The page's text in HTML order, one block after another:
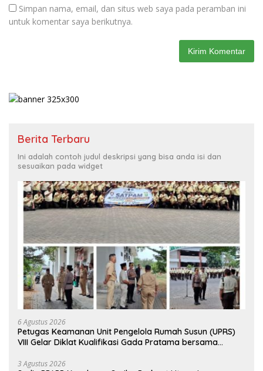
Simpan nama, email, dan situs web saya pada peramban ini
untuk komentar saya berikutnya.
Berita Terbaru
Ini adalah contoh judul deskripsi yang bisa anda isi dan
sesuaikan pada widget
6 Agustus 2026
Petugas Keamanan Unit Pengelola Rumah Susun (UPRS)
VIII Gelar Diklat Kualifikasi Gada Pratama bersama
Polda Metro Jaya*
3 Agustus 2026